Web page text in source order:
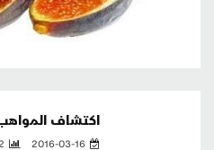
اكتشاف
2016-03-16